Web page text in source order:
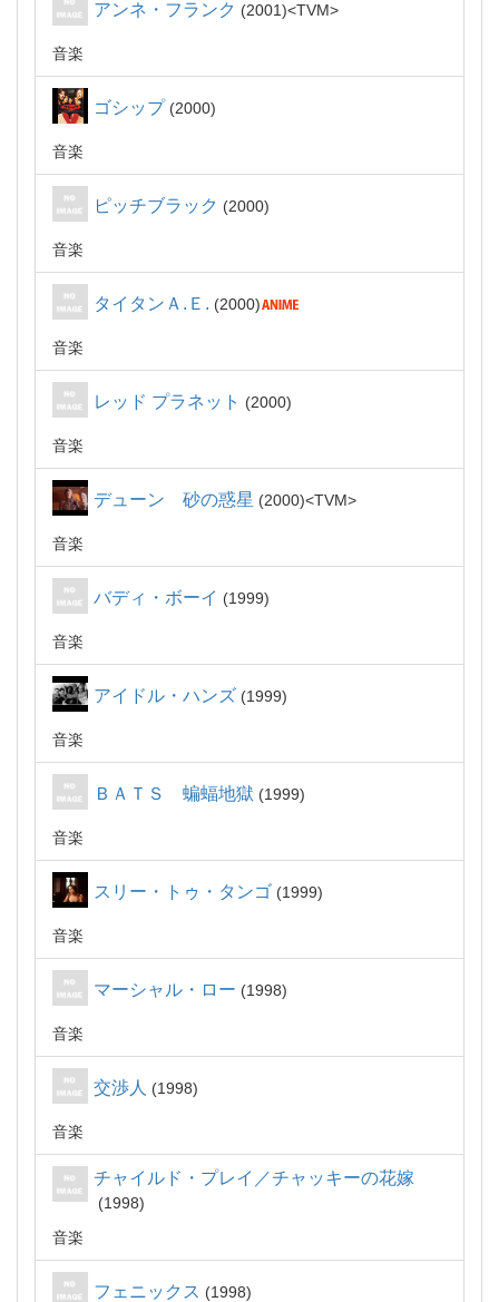
アンネ・フランク 2001 TVM
音楽
ゴシップ 2000
音楽
ピッチブラック 2000
音楽
タイタンＡ.Ｅ. 2000
音楽
レッド プラネット 2000
音楽
デューン 砂の惑星 2000 TVM
音楽
バディ・ボーイ 1999
音楽
アイドル・ハンズ 1999
音楽
ＢＡＴＳ 蝙蝠地獄 1999
音楽
スリー・トゥ・タンゴ 1999
音楽
マーシャル・ロー 1998
音楽
交渉人 1998
音楽
チャイルド・プレイ／チャッキーの花嫁
1998
音楽
フェニックス 1998